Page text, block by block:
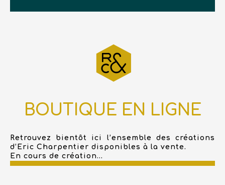
BOUTIQUE EN LIGNE
Retrouvez bientôt ici l’ensemble des créations
d’Eric Charpentier disponibles à la vente.
En cours de création...